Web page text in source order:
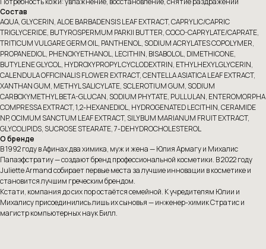
Состав
AQUA, GLYCERIN, ALOE BARBADENSIS LEAF EXTRACT, CAPRYLIC/CAPRIC
TRIGLYCERIDE, BUTYROSPERMUM PARKII BUTTER, COCO-CAPRYLATE/CAPRATE,
TRITICUM VULGARE GERM OIL, PANTHENOL, SODIUM ACRYLATES COPOLYMER,
PROPANEDIOL, PHENOXYETHANOL, LECITHIN, BISABOLOL, DIMETHICONE,
BUTYLENE GLYCOL, HYDROXYPROPYL CYCLODEXTRIN, ETHYLHEXYLGLYCERIN,
CALENDULA OFFICINALIS FLOWER EXTRACT, CENTELLA ASIATICA LEAF EXTRACT,
XANTHAN GUM, METHYL SALICYLATE, SCLEROTIUM GUM, SODIUM
CARBOXYMETHYL BETA-GLUCAN, SODIUM PHYTATE, PULLULAN, ENTEROMORPHA
COMPRESSA EXTRACT, 1,2-HEXANEDIOL, HYDROGENATED LECITHIN, CERAMIDE
NP, OCIMUM SANCTUM LEAF EXTRACT, SILYBUM MARIANUM FRUIT EXTRACT,
GLYCOLIPIDS, SUCROSE STEARATE, 7-DEHYDROCHOLESTEROL
О бренде
В 1992 году в Афинах два химика, муж и жена — Юлия Армагу и Михалис
Папаэфстратиу — создают бренд профессиональной косметики. В 2022 году
Juliette Armand собирает первые места за лучшие инновации в косметике и
становится лучшим греческим брендом.
Кстати, компания до сих пор остаётся семейной. К учредителям Юлии и
Михалису присоединились лишь их сыновья — инженер-химик Стратис и
магистр компьютерных наук Билл.